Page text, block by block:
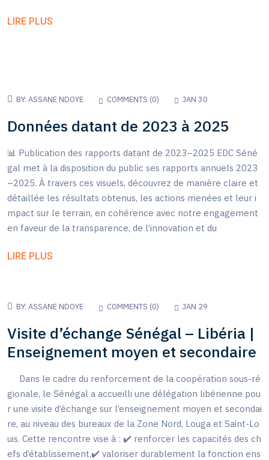
LIRE PLUS
BY: ASSANE NDOYE COMMENTS (0) JAN 30
Données datant de 2023 à 2025
📊 Publication des rapports datant de 2023–2025 EDC Séné
gal met à la disposition du public ses rapports annuels 2023
–2025. À travers ces visuels, découvrez de manière claire et
détaillée les résultats obtenus, les actions menées et leur i
mpact sur le terrain, en cohérence avec notre engagement
en faveur de la transparence, de l’innovation et du
LIRE PLUS
BY: ASSANE NDOYE COMMENTS (0) JAN 29
Visite d’échange Sénégal – Libéria |
Enseignement moyen et secondaire
Dans le cadre du renforcement de la coopération sous-ré
gionale, le Sénégal a accueilli une délégation libérienne pou
r une visite d’échange sur l’enseignement moyen et secondai
re, au niveau des bureaux de la Zone Nord, Louga et Saint-Lo
uis. Cette rencontre vise à : ✔️ renforcer les capacités des ch
efs d’établissement,✔️ valoriser durablement la fonction ens